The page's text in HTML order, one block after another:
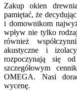
Zakup okien
pamiętać, że
i domownikom
wpływ nie tylko
również
akustyczne i
rozpoczynają się
szczegółowym
OMEGA. Nasi
wycenę.